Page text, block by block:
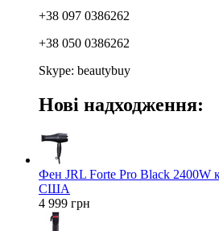
+38 097 0386262
+38 050 0386262
Skype: beautybuy
Нові надходження:
Фен JRL Forte Pro Black 2400W
США
4 999 грн